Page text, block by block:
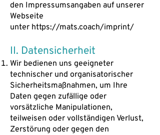
den Impressumsangaben auf unserer
Webseite
unter https://mats.coach/imprint/
II. Datensicherheit
Wir bedienen uns geeigneter
technischer und organisatorischer
Sicherheitsmaßnahmen, um Ihre
Daten gegen zufällige oder
vorsätzliche Manipulationen,
teilweisen oder vollständigen Verlust,
Zerstörung oder gegen den